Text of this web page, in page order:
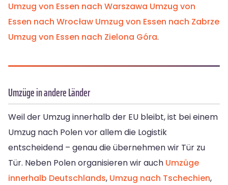
Umzug von Essen nach Warszawa Umzug von
Essen nach Wrocław Umzug von Essen nach Zabrze
Umzug von Essen nach Zielona Góra.
Umzüge in andere Länder
Weil der Umzug innerhalb der EU bleibt, ist bei einem
Umzug nach Polen vor allem die Logistik
entscheidend – genau die übernehmen wir Tür zu
Tür. Neben Polen organisieren wir auch Umzüge
innerhalb Deutschlands, Umzug nach Tschechien,